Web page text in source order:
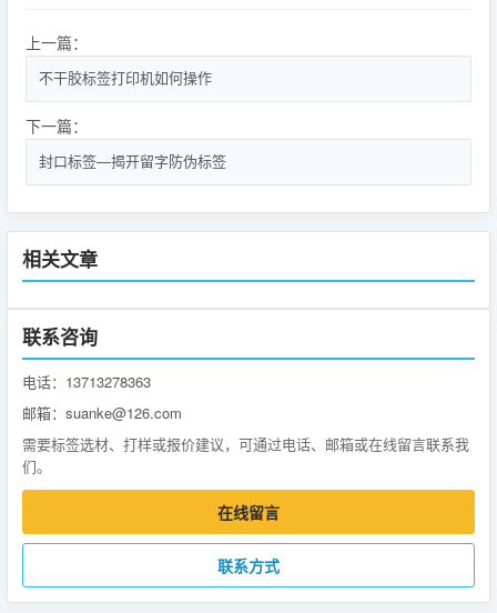
上一篇：
不干胶标签打印机如何操作
下一篇：
封口标签—揭开留字防伪标签
相关文章
联系咨询
电话：13713278363
邮箱：suanke@126.com
需要标签选材、打样或报价建议，可通过电话、邮箱或在线留言联系我
们。
在线留言
联系方式